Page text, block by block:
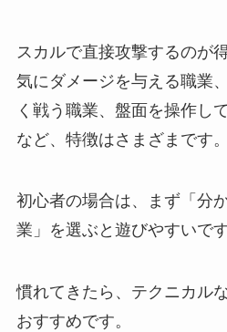
スカルで直接攻撃するのが
気にダメージを与える職業
く戦う職業、盤面を操作し
など、特徴はさまざまです。
初心者の場合は、まず「分
業」を選ぶと遊びやすいです
慣れてきたら、テクニカル
おすすめです。